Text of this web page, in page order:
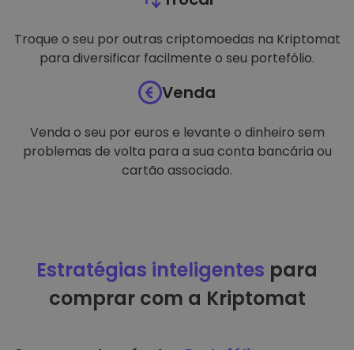
Troque o seu por outras criptomoedas na Kriptomat
para diversificar facilmente o seu portefólio.
Venda
Venda o seu por euros e levante o dinheiro sem
problemas de volta para a sua conta bancária ou
cartão associado.
Estratégias inteligentes para
comprar com a Kriptomat